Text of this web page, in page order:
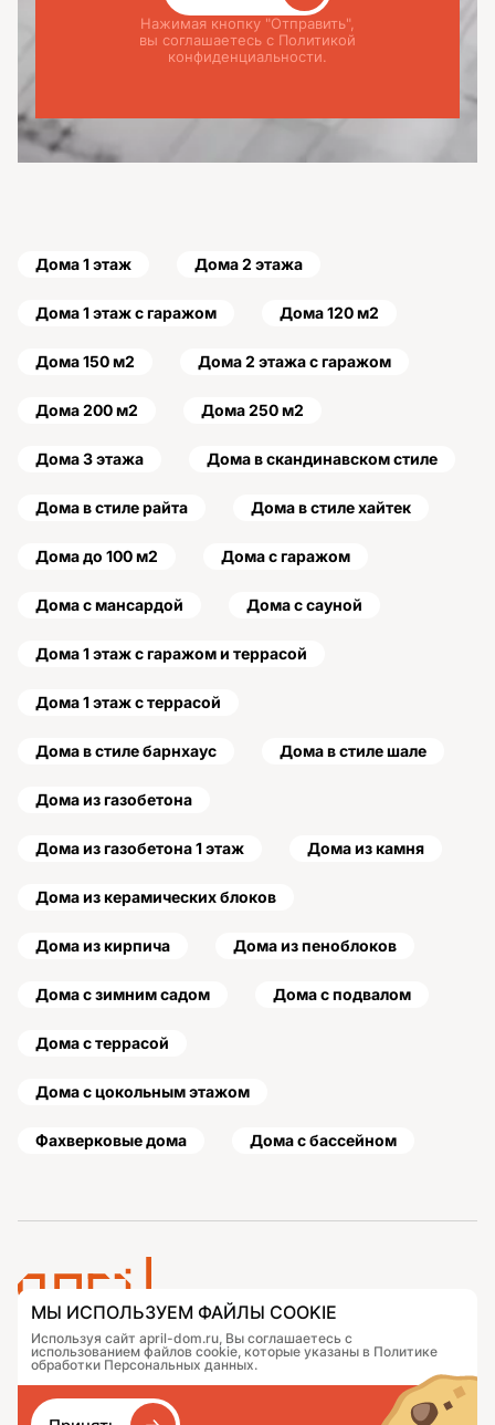
Нажимая кнопку "Отправить",
вы соглашаетесь с Политикой
конфиденциальности.
Дома 1 этаж Дома 2 этажа
Дома 1 этаж с гаражом Дома 120 м2
Дома 150 м2 Дома 2 этажа с гаражом
Дома 200 м2 Дома 250 м2
Дома 3 этажа Дома в скандинавском стиле
Дома в стиле райта Дома в стиле хайтек
Дома до 100 м2 Дома с гаражом
Дома с мансардой Дома с сауной
Дома 1 этаж с гаражом и террасой
Дома 1 этаж с террасой
Дома в стиле барнхаус Дома в стиле шале
Дома из газобетона
Дома из газобетона 1 этаж Дома из камня
Дома из керамических блоков
Дома из кирпича Дома из пеноблоков
Дома с зимним садом Дома с подвалом
Дома с террасой
Дома с цокольным этажом
Фахверковые дома Дома с бассейном
Проекты
Подобрать дом
Портфолио
О компании
Контакты
Журнал
Как заказать
МЫ ИСПОЛЬЗУЕМ ФАЙЛЫ COOKIE
Используя сайт april-dom.ru, Вы соглашаетесь с
использованием файлов cookie, которые указаны в Политике
обработки Персональных данных.